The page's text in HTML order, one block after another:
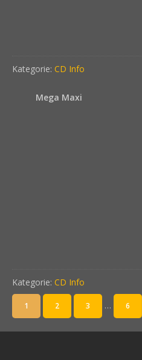
Kategorie: CD Info
Mega Maxi
Kategorie: CD Info
1 2 3 … 6